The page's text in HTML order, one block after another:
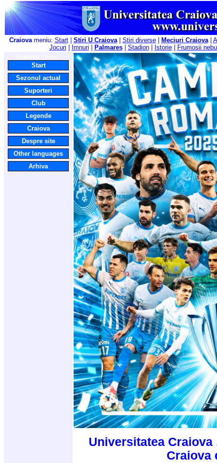
Craiovameniu: Start| Stiri U Craiova| Stiri diverse| Meciuri Craiova|
Jocuri
Imnuri Palmares| Stadion| Istorie|
Frumosii
Start
Sezonul actual
Suporteri
Club
Legende
Craiova
Despre site
Other languages
Arhiva
Universitatea
Craiova